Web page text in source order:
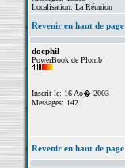
Localisation: La Réunion
Revenir en haut de page
docphil
PowerBook de Plomb
Inscrit le: 16 Ao� 2003
Messages: 142
Revenir en haut de page